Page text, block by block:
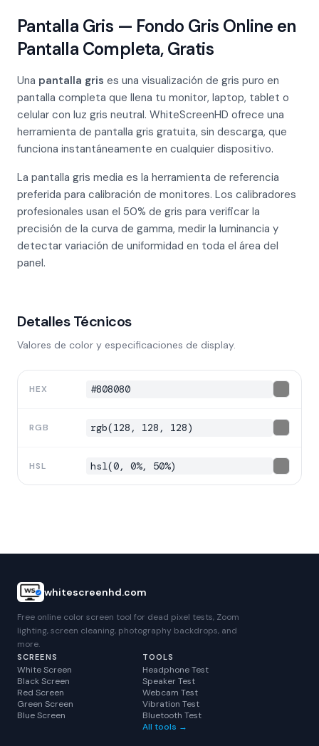
Pantalla Gris — Fondo Gris Online en
Pantalla Completa, Gratis
Una pantalla gris es una visualización de gris puro en
pantalla completa que llena tu monitor, laptop, tablet o
celular con luz gris neutral. WhiteScreenHD ofrece una
herramienta de pantalla gris gratuita, sin descarga, que
funciona instantáneamente en cualquier dispositivo.
La pantalla gris media es la herramienta de referencia
preferida para calibración de monitores. Los calibradores
profesionales usan el 50% de gris para verificar la
precisión de la curva de gamma, medir la luminancia y
detectar variación de uniformidad en toda el área del
panel.
Detalles Técnicos
Valores de color y especificaciones de display.
HEX #808080
RGB rgb(128, 128, 128)
HSL hsl(0, 0%, 50%)
whitescreenhd.com
Free online color screen tool for dead pixel tests, Zoom
lighting, screen cleaning, photography backdrops, and
more.
SCREENS
White Screen
Black Screen
Red Screen
Green Screen
Blue Screen
TOOLS
Headphone Test
Speaker Test
Webcam Test
Vibration Test
Bluetooth Test
All tools →